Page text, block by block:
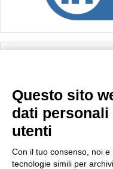
Importo
Questo sito
dati
utenti
Con il tuo consenso, noi
tecnologie simili per